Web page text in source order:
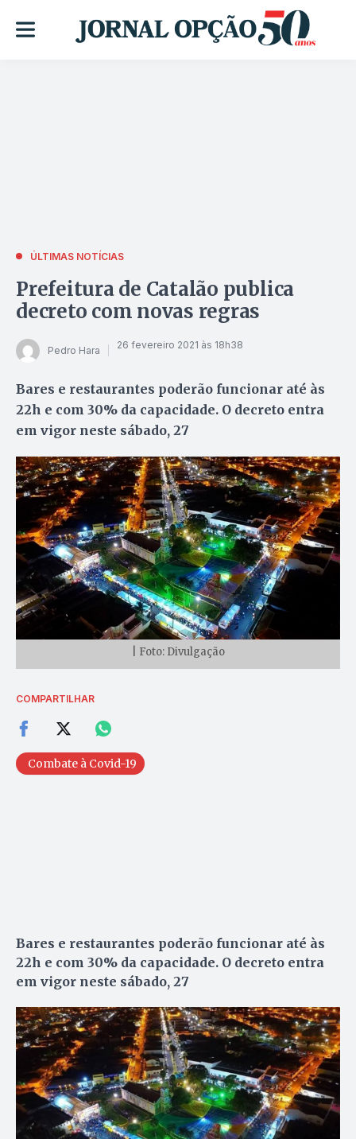
ÚLTIMAS NOTÍCIAS
Prefeitura de Catalão publica
decreto com novas regras
Pedro Hara 26 fevereiro 2021 às 18h38
Bares e restaurantes poderão funcionar até às
22h e com 30% da capacidade. O decreto entra
em vigor neste sábado, 27
| Foto: Divulgação
COMPARTILHAR
Combate à Covid-19
Bares e restaurantes poderão funcionar até às
22h e com 30% da capacidade. O decreto entra
em vigor neste sábado, 27